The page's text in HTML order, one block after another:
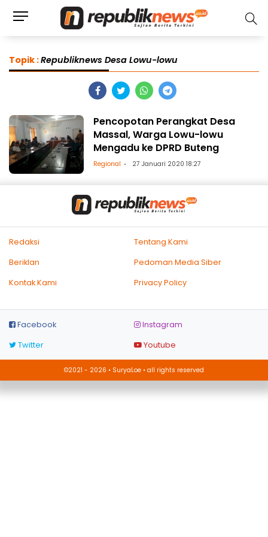
Topik :Republiknews Desa Lowu-lowu
Pencopotan Perangkat Desa
Massal, Warga Lowu-lowu
Mengadu ke DPRD Buteng
Regional 27 Januari 2020 18:27
Redaksi
Tentang Kami
Beriklan
Pedoman Media Siber
Kontak Kami
Privacy Policy
Facebook
Instagram
Twitter
Youtube
©2021 - 2026 • SuryaLoe • all rights reserved